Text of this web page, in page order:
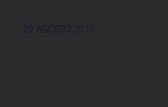
29 AGOSTO 2017